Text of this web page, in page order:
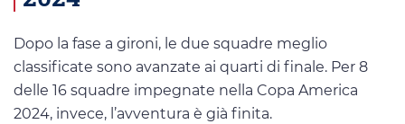
Dopo la fase a gironi, le due squadre meglio
classificate sono avanzate ai quarti di finale. Per 8
delle 16 squadre impegnate nella Copa America
2024, invece, l’avventura è già finita.